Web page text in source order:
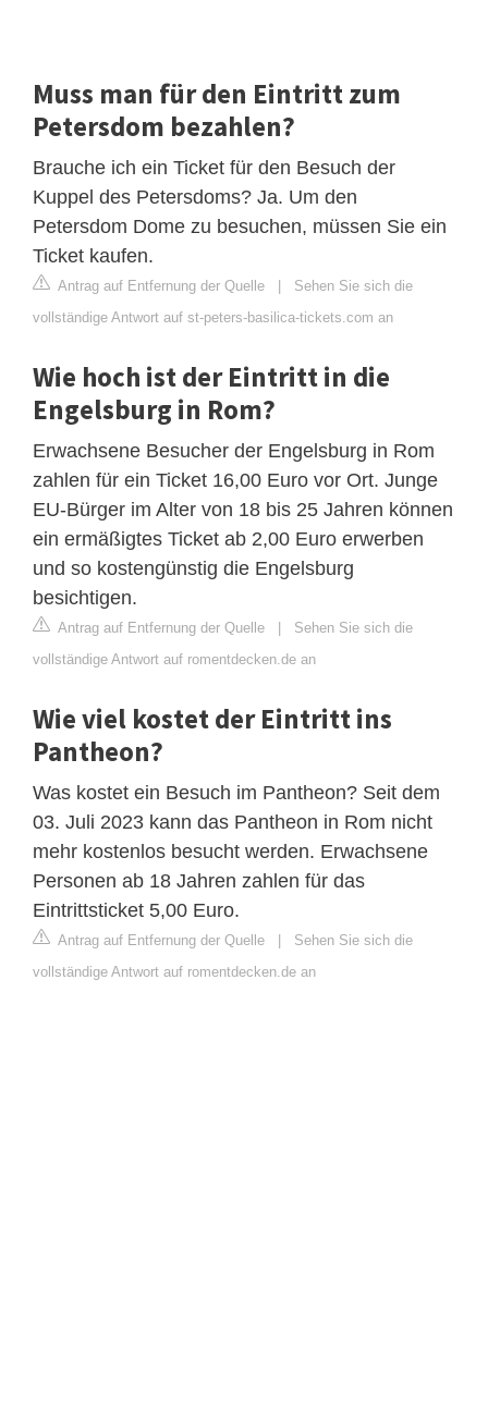
Muss man für den Eintritt zum
Petersdom bezahlen?
Brauche ich ein Ticket für den Besuch der
Kuppel des Petersdoms? Ja. Um den
Petersdom Dome zu besuchen, müssen Sie ein
Ticket kaufen.
Antrag auf Entfernung der Quelle | Sehen Sie sich die
vollständige Antwort auf st-peters-basilica-tickets.com an
Wie hoch ist der Eintritt in die
Engelsburg in Rom?
Erwachsene Besucher der Engelsburg in Rom
zahlen für ein Ticket 16,00 Euro vor Ort. Junge
EU-Bürger im Alter von 18 bis 25 Jahren können
ein ermäßigtes Ticket ab 2,00 Euro erwerben
und so kostengünstig die Engelsburg
besichtigen.
Antrag auf Entfernung der Quelle | Sehen Sie sich die
vollständige Antwort auf romentdecken.de an
Wie viel kostet der Eintritt ins
Pantheon?
Was kostet ein Besuch im Pantheon? Seit dem
03. Juli 2023 kann das Pantheon in Rom nicht
mehr kostenlos besucht werden. Erwachsene
Personen ab 18 Jahren zahlen für das
Eintrittsticket 5,00 Euro.
Antrag auf Entfernung der Quelle | Sehen Sie sich die
vollständige Antwort auf romentdecken.de an